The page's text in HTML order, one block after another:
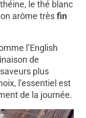
le thé blanc
arôme trèsfin
l’English
de
plus
l’essentiel est
de la journée.